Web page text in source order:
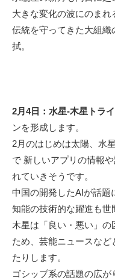
大きな変化の波にのまれ
伝統を守ってきた大組
拭。
2月4日：水星-木星トラ
ンを形成します。
2月のはじめは太陽、水
で 新しいアプリの情報
れていきそうです。
中国の開発したAIが話題
知能の技術的な躍進も世
木星は「良い・悪い」の
ため、芸能ニュースな
たりします。
ゴシップ系の話題の広